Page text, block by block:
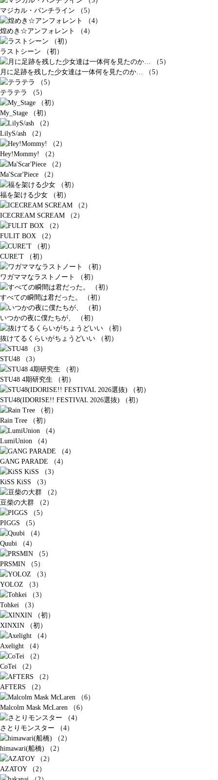
マジカル・パンチライン （5）
煌めき☆アンフォレント （4）
ラストシーン （初）
月に足跡を残した少女達は一体何を見たのか… （5）
テラテラ （5）
My_Stage （初）
LilyS/ash （2）
Hey!Mommy! （2）
Ma'Scar'Piece （2）
福を架ける少女 （初）
ICECREAM SCREAM （2）
FULIT BOX （2）
CURE'T （初）
ワガママなラストノート （初）
すべての瞬間は君だった。 （初）
いつかの夜に僕たちが、 （初）
抜けてるくらいがちょうどいい （初）
STU48 （3）
STU48 4期研究生 （初）
STU48(IDORISE!! FESTIVAL 2026選抜) （初）
Rain Tree （初）
LumiUnion （4）
GANG PARADE （4）
KiSS KiSS （3）
豆柴の大群 （2）
PIGGS （5）
Quubi （4）
PRSMIN （5）
YOLOZ （3）
Tohkei （3）
XINXIN （初）
Axelight （4）
CoTei （2）
AFTERS （2）
Malcolm Mask McLaren （6）
さとりモンスター （4）
himawari(船橋) （2）
AZATOY （2）